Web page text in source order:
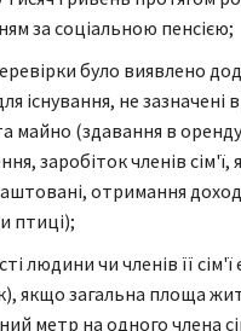
за соціальною пенсією;
було виявлено
існування, не зазначені
майно (здавання в
заробіток членів сім'ї,
отримання
птиці);
людини чи членів її
якщо загальна площа
метр на одного члена